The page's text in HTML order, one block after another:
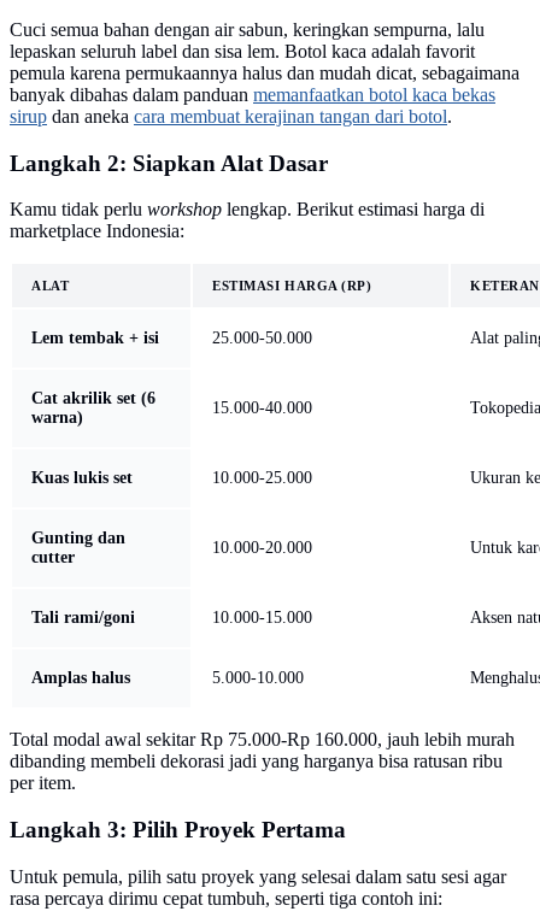
Cuci semua bahan dengan air sabun, keringkan sempurna, lalu
lepaskan seluruh label dan sisa lem. Botol kaca adalah favorit
pemula karena permukaannya halus dan mudah dicat, sebagaimana
banyak dibahas dalam panduan memanfaatkan botol kaca bekas
sirup dan aneka cara membuat kerajinan tangan dari botol.
Langkah 2: Siapkan Alat Dasar
Kamu tidak perlu workshop lengkap. Berikut estimasi harga di
marketplace Indonesia:
ALAT ESTIMASI HARGA (RP)
Lem tembak + isi 25.000-50.000 Alat
Cat akrilik set (6
warna)
15.000-40.000
Kuas lukis set 10.000-25.000 Ukuran
Gunting dan
cutter
10.000-20.000 Untuk
Tali rami/goni 10.000-15.000 Aksen
Amplas halus 5.000-10.000
Total modal awal sekitar Rp 75.000-Rp 160.000, jauh lebih murah
dibanding membeli dekorasi jadi yang harganya bisa ratusan ribu
per item.
Langkah 3: Pilih Proyek Pertama
Untuk pemula, pilih satu proyek yang selesai dalam satu sesi agar
rasa percaya dirimu cepat tumbuh, seperti tiga contoh ini: